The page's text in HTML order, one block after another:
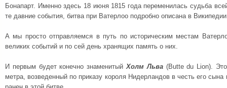
Бонапарт. Именно здесь 18 июня 1815 года переменилась судьба
те давние события, битва при Ватерлоо подробно описана в
А мы просто отправляемся в путь по историческим местам
великих событий и по сей день хранящих память о них.
И первым будет конечно знаменитыйХолм Льва(Butte du Lion). Это
метра, возведенный по приказу короля Нидерландов в честь его